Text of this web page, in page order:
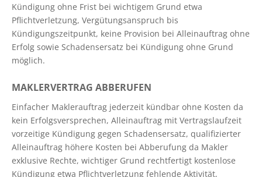
Kündigung ohne Frist bei wichtigem Grund etwa
Pflichtverletzung, Vergütungsanspruch bis
Kündigungszeitpunkt, keine Provision bei Alleinauftrag ohne
Erfolg sowie Schadensersatz bei Kündigung ohne Grund
möglich.
MAKLERVERTRAG ABBERUFEN
Einfacher Maklerauftrag jederzeit kündbar ohne Kosten da
kein Erfolgsversprechen, Alleinauftrag mit Vertragslaufzeit
vorzeitige Kündigung gegen Schadensersatz, qualifizierter
Alleinauftrag höhere Kosten bei Abberufung da Makler
exklusive Rechte, wichtiger Grund rechtfertigt kostenlose
Kündigung etwa Pflichtverletzung fehlende Aktivität,